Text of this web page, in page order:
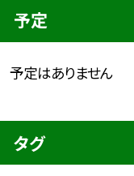
予定
予定はありません
タグ